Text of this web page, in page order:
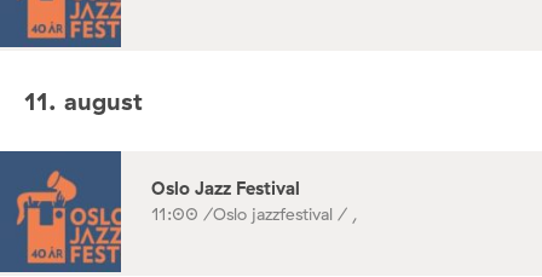
11. august
Oslo Jazz Festival
11:00 /Oslo jazzfestival / ,